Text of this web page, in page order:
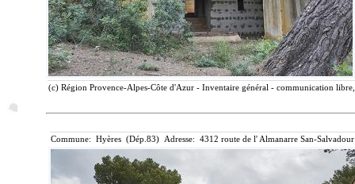
(c) Région Provence-Alpes-Côte d'Azur - Inventaire général - communication
Commune: Hyères (Dép.83) Adresse: 4312 route de l' Almanarre San-